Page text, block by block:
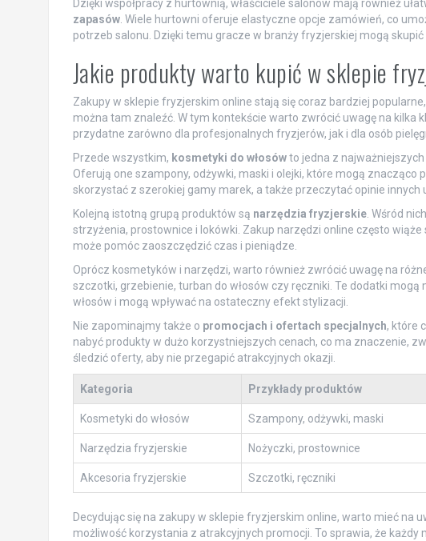
Dzięki współpracy z hurtownią, właściciele salonów mają również
zapasów. Wiele hurtowni oferuje elastyczne opcje zamówień, co
potrzeb salonu. Dzięki temu gracze w branży fryzjerskiej mogą
Jakie produkty warto kupić w sklepie
Zakupy w sklepie fryzjerskim online stają się coraz bardziej
można tam znaleźć. W tym kontekście warto zwrócić uwagę na kilka
przydatne zarówno dla profesjonalnych fryzjerów, jak i dla osób
Przede wszystkim, kosmetyki do włosówto jedna z
Oferują one szampony, odżywki, maski i olejki, które mogą znacząco
skorzystać z szerokiej gamy marek, a także przeczytać opinie innych
Kolejną istotną grupą produktów są narzędzia fryzjerskie. Wśród
strzyżenia, prostownice i lokówki. Zakup narzędzi online często
może pomóc zaoszczędzić czas i pieniądze.
Oprócz kosmetyków i narzędzi, warto również zwrócić uwagę na
szczotki, grzebienie, turban do włosów czy ręczniki. Te dodatki
włosów i mogą wpływać na ostateczny efekt stylizacji.
Nie zapominajmy także o promocjach i ofertach specjalnych, które
nabyć produkty w dużo korzystniejszych cenach, co ma znaczenie,
śledzić oferty, aby nie przegapić atrakcyjnych okazji.
Kategoria Przykłady produktów
Kosmetyki do włosów Szampony, odżywki, maski
Narzędzia fryzjerskie Nożyczki, prostownice
Akcesoria fryzjerskie Szczotki, ręczniki
Decydując się na zakupy w sklepie fryzjerskim online, warto mieć na
możliwość korzystania z atrakcyjnych promocji. To sprawia, że